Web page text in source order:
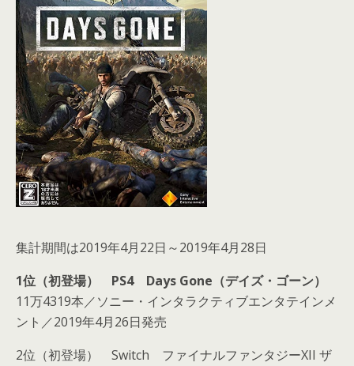
集計期間は2019年4月22日～2019年4月28日
1位（初登場） PS4 Days Gone（デイズ・ゴーン）
11万4319本／ソニー・インタラクティブエンタテインメ
ント／2019年4月26日発売
2位（初登場） Switch ファイナルファンタジーXII ザ